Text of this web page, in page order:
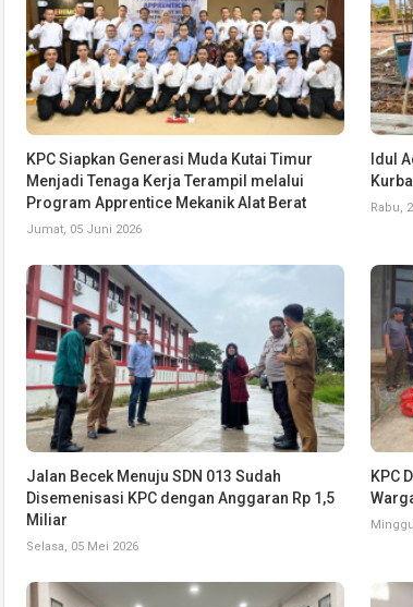
KPC Siapkan Generasi Muda Kutai Timur
Menjadi Tenaga Kerja Terampil melalui
Program Apprentice Mekanik Alat Berat
Jumat, 05 Juni 2026
Idul
Rabu,
Jalan Becek Menuju SDN 013 Sudah
Disemenisasi KPC dengan Anggaran Rp 1,5
Miliar
Selasa, 05 Mei 2026
KPC